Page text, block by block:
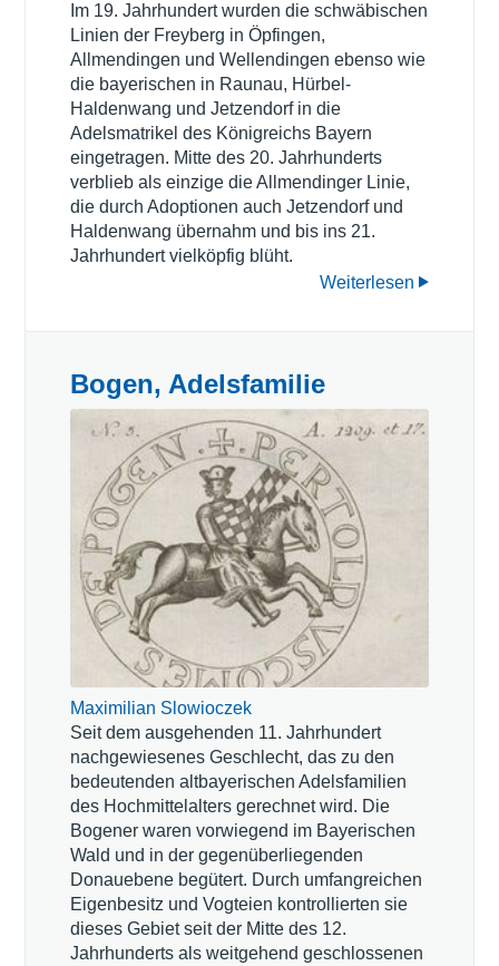
Im 19. Jahrhundert wurden die schwäbischen
Linien der Freyberg in Öpfingen,
Allmendingen und Wellendingen ebenso wie
die bayerischen in Raunau, Hürbel-
Haldenwang und Jetzendorf in die
Adelsmatrikel des Königreichs Bayern
eingetragen. Mitte des 20. Jahrhunderts
verblieb als einzige die Allmendinger Linie,
die durch Adoptionen auch Jetzendorf und
Haldenwang übernahm und bis ins 21.
Jahrhundert vielköpfig blüht.
Weiterlesen
Bogen, Adelsfamilie
Maximilian Slowioczek
Seit dem ausgehenden 11. Jahrhundert
nachgewiesenes Geschlecht, das zu den
bedeutenden altbayerischen Adelsfamilien
des Hochmittelalters gerechnet wird. Die
Bogener waren vorwiegend im Bayerischen
Wald und in der gegenüberliegenden
Donauebene begütert. Durch umfangreichen
Eigenbesitz und Vogteien kontrollierten sie
dieses Gebiet seit der Mitte des 12.
Jahrhunderts als weitgehend geschlossenen